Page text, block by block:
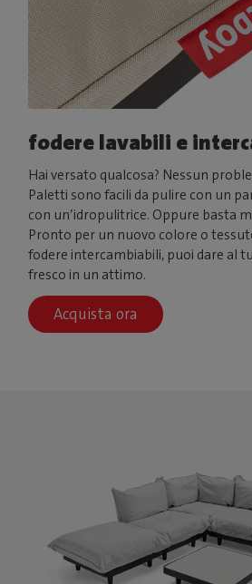
fodere lavabili e
Hai versato qualcosa? Nessun
Paletti sono facili da pulire con un
con un’idropulitrice. Oppure basta
Pronto per un nuovo colore o
fodere intercambiabili, puoi dare al
fresco in un attimo.
Acquista ora